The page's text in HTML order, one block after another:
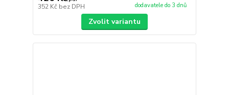
352 Kč bez DPH
dodavatele do 3 dnů
Zvolit variantu